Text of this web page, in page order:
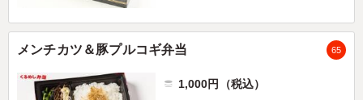
メンチカツ＆豚プルコギ弁当 65
1,000円（税込）